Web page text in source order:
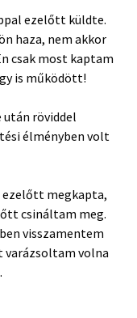
ezelőtt küldte.
haza, nem akkor
csak most kaptam
is működött!
után röviddel
élményben volt
megkapta,
csináltam meg.
visszamentem
varázsoltam volna